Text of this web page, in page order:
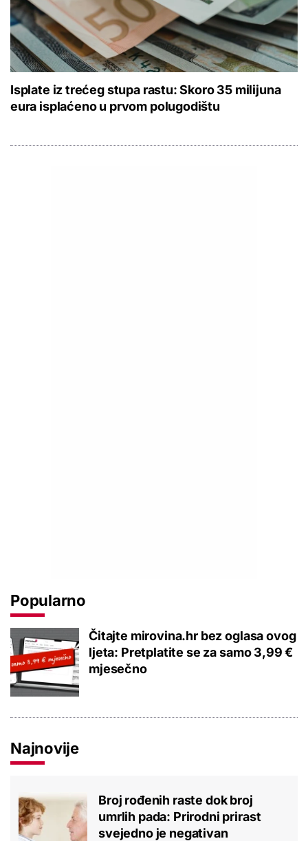
Isplate iz trećeg stupa rastu: Skoro 35 milijuna
eura isplaćeno u prvom polugodištu
Popularno
Čitajte mirovina.hr bez oglasa ovog
ljeta: Pretplatite se za samo 3,99 €
mjesečno
Najnovije
Broj rođenih raste dok broj
umrlih pada: Prirodni prirast
svejedno je negativan